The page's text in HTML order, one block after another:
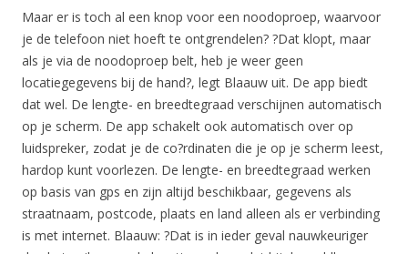
Maar er is toch al een knop voor een noodoproep, waarvoor
je de telefoon niet hoeft te ontgrendelen? ?Dat klopt, maar
als je via de noodoproep belt, heb je weer geen
locatiegegevens bij de hand?, legt Blaauw uit. De app biedt
dat wel. De lengte- en breedtegraad verschijnen automatisch
op je scherm. De app schakelt ook automatisch over op
luidspreker, zodat je de co?rdinaten die je op je scherm leest,
hardop kunt voorlezen. De lengte- en breedtegraad werken
op basis van gps en zijn altijd beschikbaar, gegevens als
straatnaam, postcode, plaats en land alleen als er verbinding
is met internet. Blaauw: ?Dat is in ieder geval nauwkeuriger